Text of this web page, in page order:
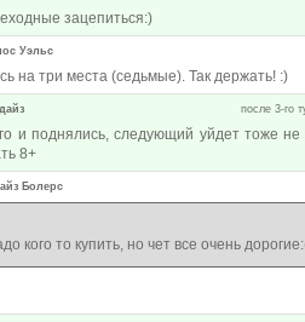
зацепиться:)
Уэльс
на три места (седьмые). Так держать! :)
после 3-го
и поднялись, следующий уйдет тоже не
8+
Болерс
кого то купить, но чет все очень